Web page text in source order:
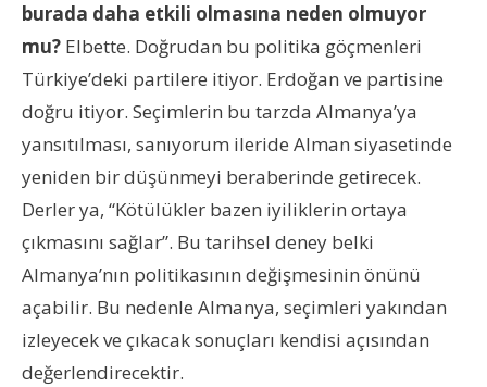
burada daha etkili olmasına neden olmuyor
mu? Elbette. Doğrudan bu politika göçmenleri
Türkiye’deki partilere itiyor. Erdoğan ve partisine
doğru itiyor. Seçimlerin bu tarzda Almanya’ya
yansıtılması, sanıyorum ileride Alman siyasetinde
yeniden bir düşünmeyi beraberinde getirecek.
Derler ya, “Kötülükler bazen iyiliklerin ortaya
çıkmasını sağlar”. Bu tarihsel deney belki
Almanya’nın politikasının değişmesinin önünü
açabilir. Bu nedenle Almanya, seçimleri yakından
izleyecek ve çıkacak sonuçları kendisi açısından
değerlendirecektir.